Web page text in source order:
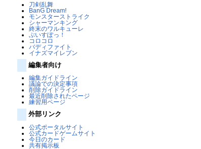
刀剣乱舞
BanG Dream!
モンスターストライク
シャーマンキング
終末のワルキューレ
ぶいすぽっ！
コロコロ
バディファイト
イナズマイレブン
編集者向け
編集ガイドライン
議論での決定事項
削除ガイドライン
最近削除されたページ
練習用ページ
外部リンク
公式ポータルサイト
公式カードゲームサイト
今日のカード
共有掲示板